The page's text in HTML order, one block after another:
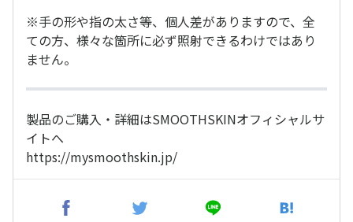
※手の形や指の太さ等、個人差がありますので、全
ての方、様々な箇所に必ず照射できるわけではあり
ません。
製品のご購入・詳細はSMOOTHSKINオフィシャルサ
イトへ
https://mysmoothskin.jp/